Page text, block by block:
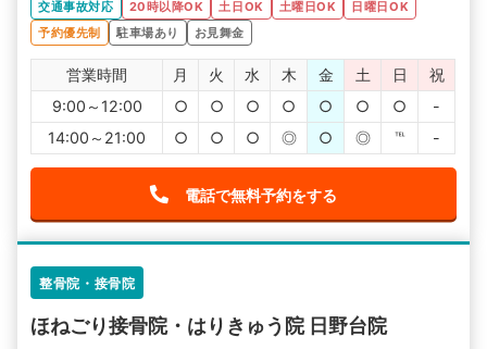
交通事故対応 20時以降OK 土日OK 土曜日OK
日曜日OK
予約優先制
駐車場あり お見舞金
営業時間 月 火 水 木 金 土 日
祝
9:00～12:00
○ ○ ○ ○ ○ ○ ○
-
14:00～21:00
○ ○ ○ ◎ ○ ◎ ℡ -
電話で無料予約をする
整骨院・接骨院
ほねごり接骨院・はりきゅう院 日野台院